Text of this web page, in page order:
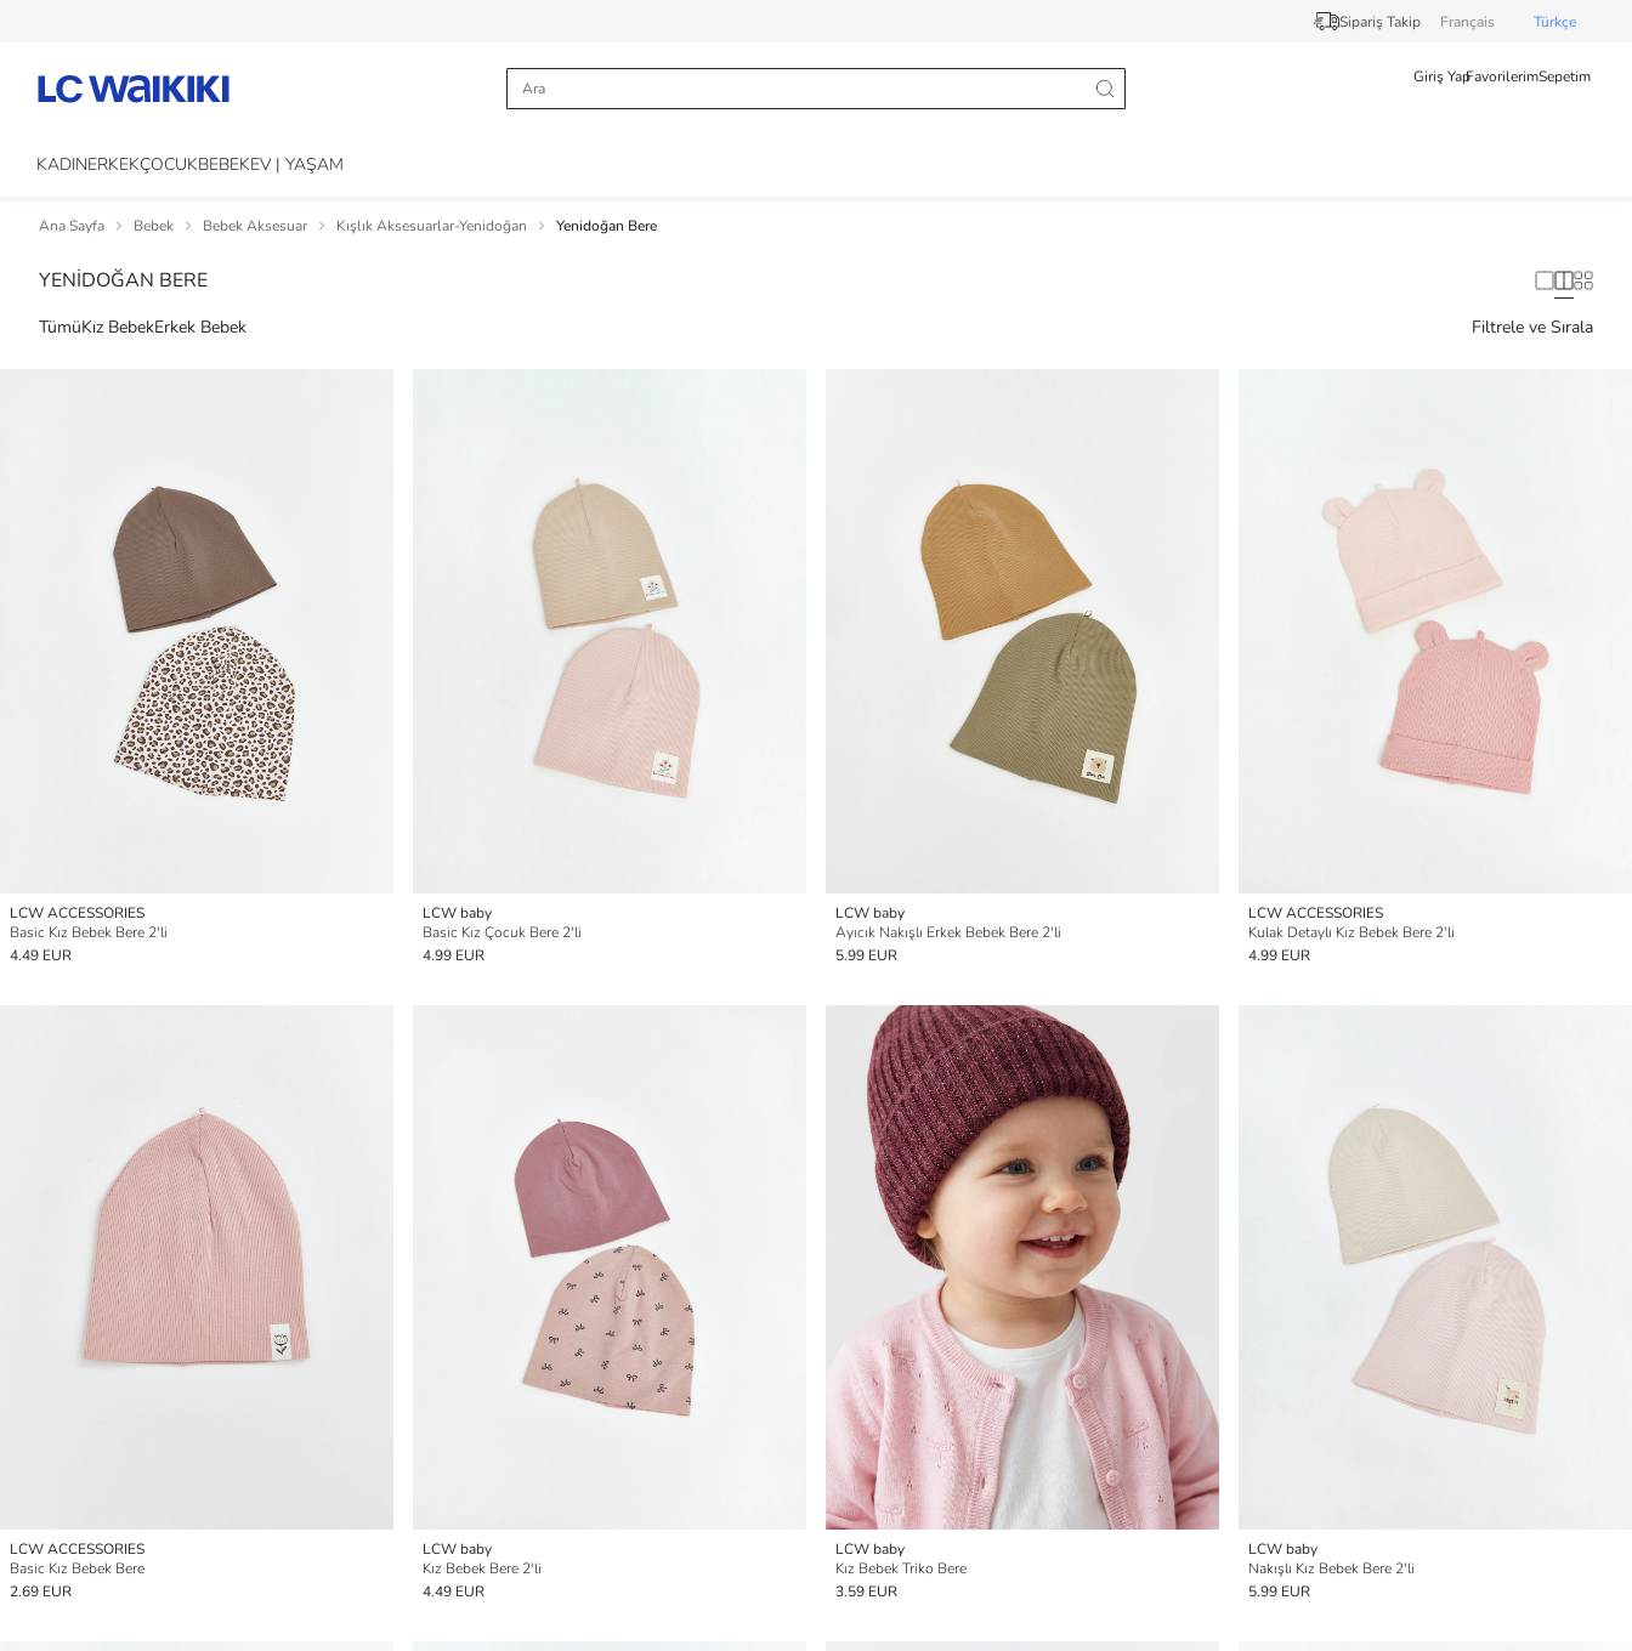
Sipariş Takip Français Türkçe
Giriş YapFavorilerimSepetim
KADINERKEKÇOCUKBEBEKEV | YAŞAM
Ana Sayfa Bebek Bebek Aksesuar Kışlık Aksesuarlar-Yenidoğan Yenidoğan Bere
YENİDOĞAN BERE
TümüKız BebekErkek Bebek Filtrele ve Sırala
LCW ACCESSORIES
Basic Kız Bebek Bere 2'li
4.49 EUR
LCW baby
Basic Kız Çocuk Bere 2'li
4.99 EUR
LCW baby
Ayıcık Nakışlı Erkek Bebek Bere 2'li
5.99 EUR
LCW ACCESSORIES
Kulak Detaylı Kız Bebek Bere 2'li
4.99 EUR
LCW ACCESSORIES
Basic Kız Bebek Bere
2.69 EUR
LCW baby
Kız Bebek Bere 2'li
4.49 EUR
LCW baby
Kız Bebek Triko Bere
3.59 EUR
LCW baby
Nakışlı Kız Bebek Bere 2'li
5.99 EUR